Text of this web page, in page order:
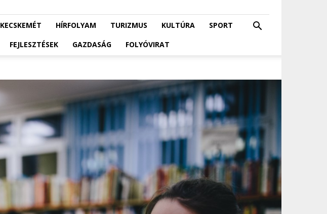
KECSKEMÉT HÍRFOLYAM TURIZMUS KULTÚRA
SPORT
FEJLESZTÉSEK GAZDASÁG FOLYÓVIRAT